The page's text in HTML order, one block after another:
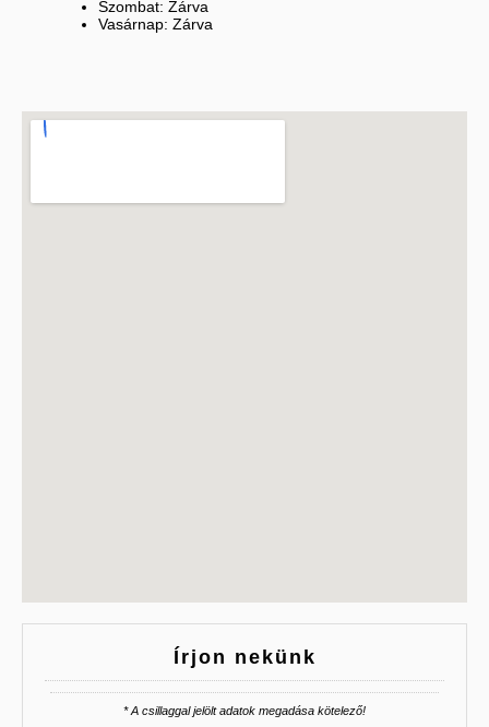
Szombat: Zárva
Vasárnap: Zárva
Írjon nekünk
* A csillaggal jelölt adatok megadása kötelező!